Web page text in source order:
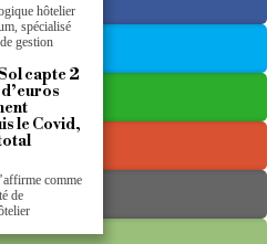
hôtelier
spécialisé
gestion
capte 2
le Covid,
comme
de